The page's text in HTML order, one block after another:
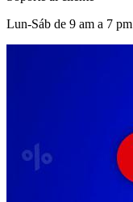
Lun-Sáb de 9 am a 7 pm